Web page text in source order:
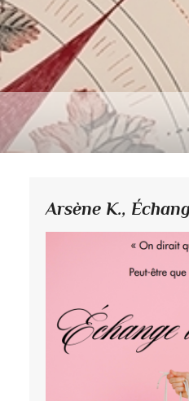
Arsène K.,